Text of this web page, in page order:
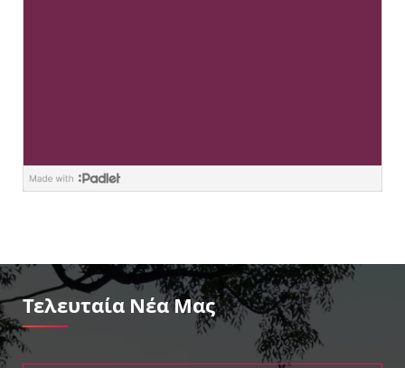
Τελευταία Νέα Μας